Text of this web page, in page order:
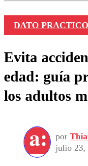
DATO PRACTICO
Evita
edad: guía
los adultos
por
julio 23,